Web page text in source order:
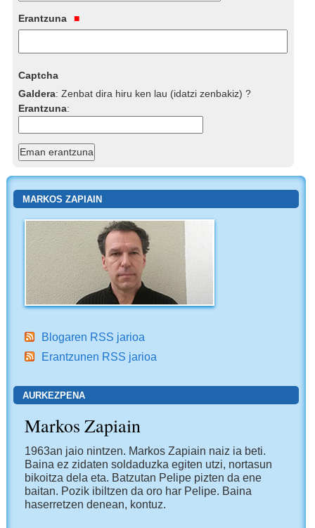
Erantzuna
Captcha
Galdera:Zenbat dira hiru ken lau (idatzi zenbakiz) ?
Erantzuna:
MARKOS ZAPIAIN
Blogaren RSS jarioa
Erantzunen RSS jarioa
AURKEZPENA
Markos Zapiain
1963an jaio nintzen. Markos Zapiain naiz ia beti.
Baina ez zidaten soldaduzka egiten utzi, nortasun
bikoitza dela eta. Batzutan Pelipe pizten da ene
baitan. Pozik ibiltzen da oro har Pelipe. Baina
haserretzen denean, kontuz.